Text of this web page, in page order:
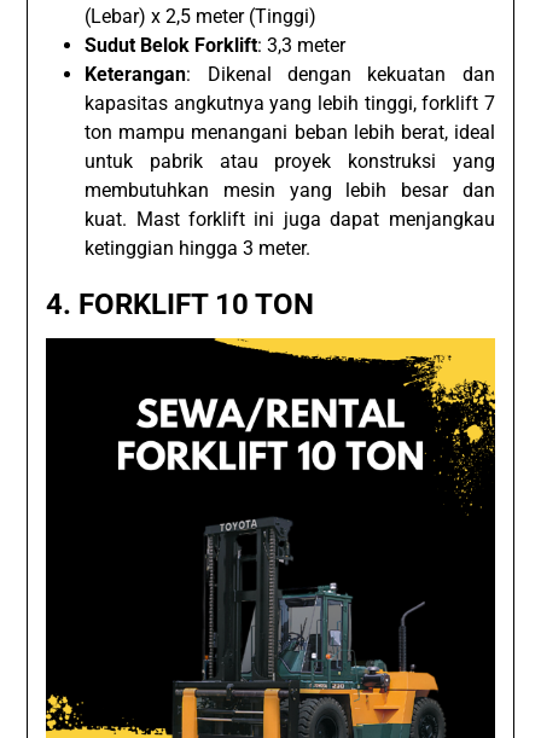
(Lebar) x 2,5 meter (Tinggi)
Sudut Belok Forklift: 3,3 meter
Keterangan: Dikenal dengan kekuatan dan
kapasitas angkutnya yang lebih tinggi, forklift 7
ton mampu menangani beban lebih berat, ideal
untuk pabrik atau proyek konstruksi yang
membutuhkan mesin yang lebih besar dan
kuat. Mast forklift ini juga dapat menjangkau
ketinggian hingga 3 meter.
4. FORKLIFT 10 TON